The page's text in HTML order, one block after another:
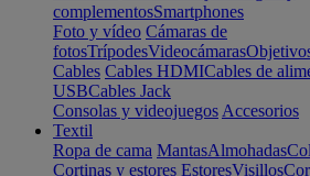
complementosSmartphones
Foto y vídeo Cámaras de
fotosTrípodesVideocámaras
Cables Cables HDMICables de
USBCables Jack
Consolas y videojuegos Accesorios
Textil
Ropa de cama MantasAlmohadas
Cortinas y estores EstoresVisillos